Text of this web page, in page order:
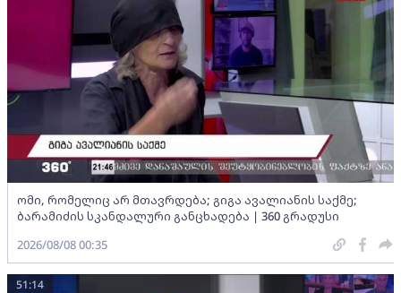
ომი, რომელიც არ მთავრდება; გიგა ავალიანის საქმე;
ბარამიძის სკანდალური განცხადება | 360 გრადუსი
2026/08/08 00:35
51:14